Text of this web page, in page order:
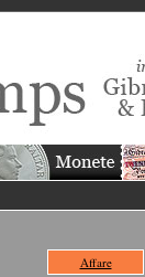
Affare